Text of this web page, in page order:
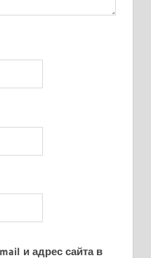
и адрес сайта в